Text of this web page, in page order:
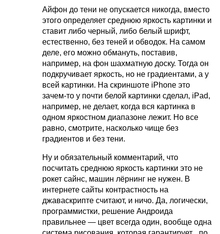
Айфон до тени не опускается никогда, вместо
этого определяет среднюю яркость картинки и
ставит либо черный, либо белый шрифт,
естественно, без теней и обводок. На самом
деле, его можно обмануть, поставив,
например, на фон шахматную доску. Тогда он
подкручивает яркость, но не градиентами, а у
всей картинки. На скриншоте iPhone это
зачем-то у почти белой картинки сделал, iPad,
например, не делает, когда вся картинка в
одном яркостном диапазоне лежит. Но все
равно, смотрите, насколько чище без
градиентов и без тени.
Ну и обязательный комментарий, что
посчитать среднюю яркость картинки это не
рокет сайнс, машин лёрнинг не нужен. В
интернете сайты контрастность на
джаваскрипте считают, и ничо. Да, логически,
программистки, решение Андроида
правильнее — цвет всегда один, вообще одна